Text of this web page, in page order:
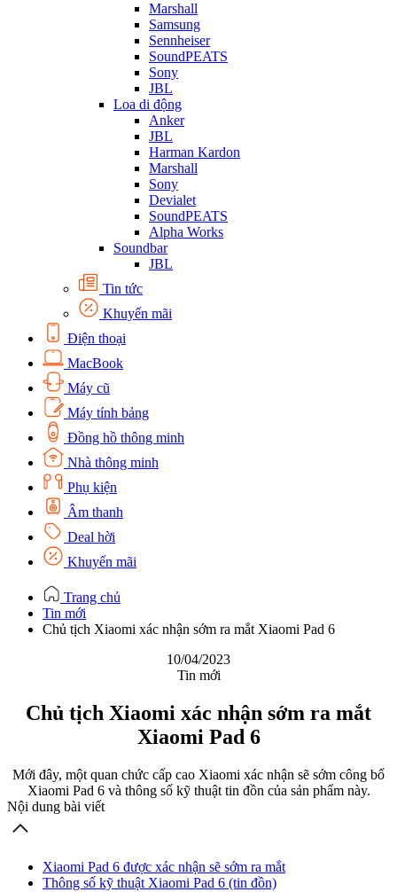
Marshall
Samsung
Sennheiser
SoundPEATS
Sony
JBL
Loa di động
Anker
JBL
Harman Kardon
Marshall
Sony
Devialet
SoundPEATS
Alpha Works
Soundbar
JBL
Tin tức
Khuyến mãi
Điện thoại
MacBook
Máy cũ
Máy tính bảng
Đồng hồ thông minh
Nhà thông minh
Phụ kiện
Âm thanh
Deal hời
Khuyến mãi
Trang chủ
Tin mới
Chủ tịch Xiaomi xác nhận sớm ra mắt Xiaomi Pad 6
10/04/2023
Tin mới
Chủ tịch Xiaomi xác nhận sớm ra mắt
Xiaomi Pad 6
Mới đây, một quan chức cấp cao Xiaomi xác nhận sẽ sớm công bố
Xiaomi Pad 6 và thông số kỹ thuật tin đồn của sản phẩm này.
Nội dung bài viết
Xiaomi Pad 6 được xác nhận sẽ sớm ra mắt
Thông số kỹ thuật Xiaomi Pad 6 (tin đồn)